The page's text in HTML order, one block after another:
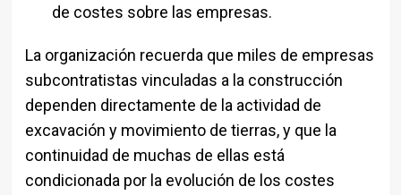
de costes sobre las empresas.
La organización recuerda que miles de empresas
subcontratistas vinculadas a la construcción
dependen directamente de la actividad de
excavación y movimiento de tierras, y que la
continuidad de muchas de ellas está
condicionada por la evolución de los costes